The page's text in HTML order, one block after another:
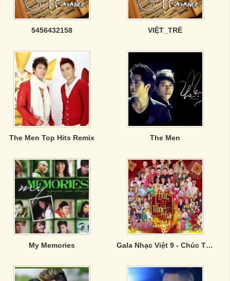
5456432158 VIỆT_TRẺ
The Men Top Hits Remix The Men
My Memories Gala Nhạc Việt 9 - Chúc Tết Mọi Nhà